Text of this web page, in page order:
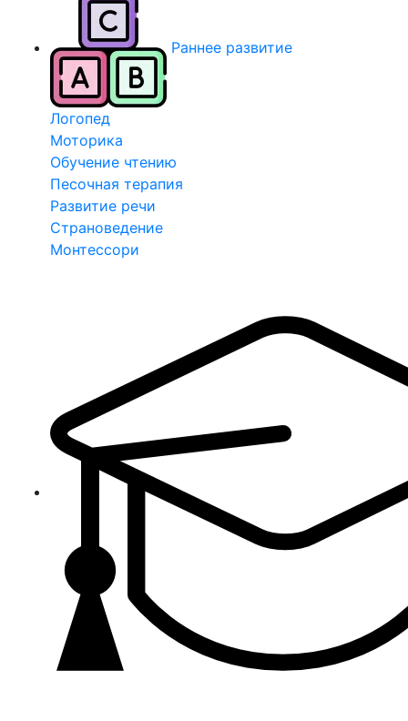
Раннее развитие
Логопед
Моторика
Обучение чтению
Песочная терапия
Развитие речи
Страноведение
Монтессори